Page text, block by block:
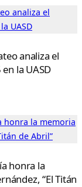
analiza el
la UASD
honra la
“El Titán